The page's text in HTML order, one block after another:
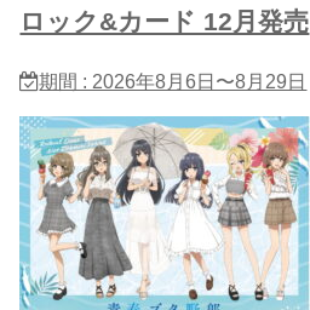
ロック&カード 12月発売
期間 : 2026年8月6日〜8月29日